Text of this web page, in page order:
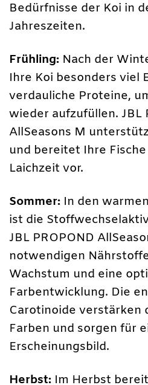
Bedürfnisse der Koi in
Jahreszeiten.
Frühling: Nach der
Ihre Koi besonders viel
verdauliche Proteine,
wieder aufzufüllen. JBL
AllSeasons M
und bereitet Ihre
Laichzeit vor.
Sommer: In den
ist die
JBL PROPOND
notwendigen
Wachstum und eine
Farbentwicklung. Die
Carotinoide verstärken
Farben und sorgen für
Erscheinungsbild.
Herbst: Im Herbst